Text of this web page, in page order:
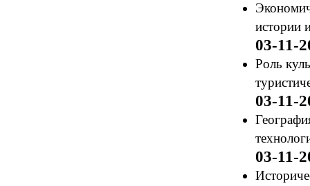
истории
03-11-
Роль
03-11-
03-11-